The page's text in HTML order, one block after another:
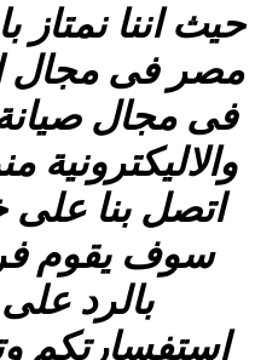
حيث اننا
مصر فى مجال
فى مجال صيانة
اتصل بنا
سوف يقوم
بالرد
استفسارتكم